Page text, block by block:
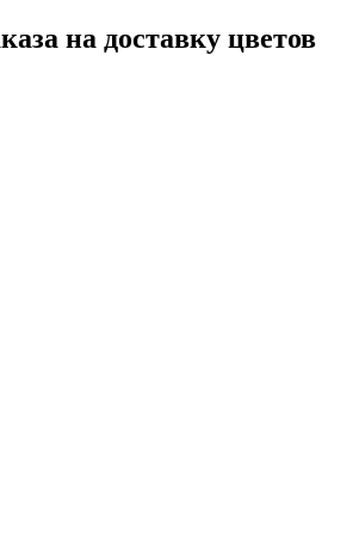
на доставку цветов